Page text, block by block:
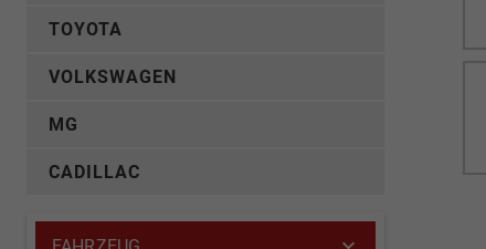
TOYOTA
VOLKSWAGEN
MG
CADILLAC